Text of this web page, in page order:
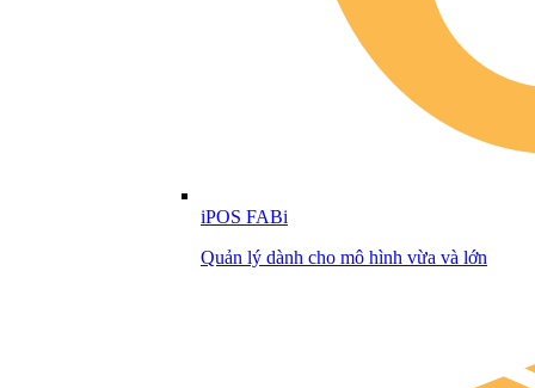
iPOS FABi
Quản lý dành cho mô hình vừa và lớn